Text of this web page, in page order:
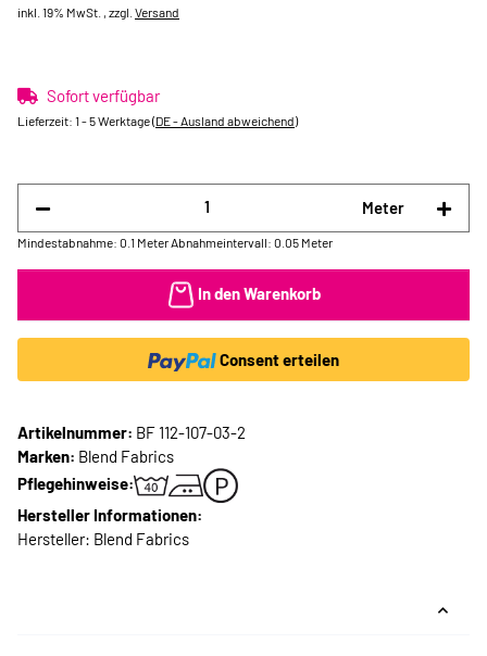
inkl. 19% MwSt. , zzgl. Versand
Sofort verfügbar
Lieferzeit: 1 - 5 Werktage(DE - Ausland abweichend)
Meter
Mindestabnahme: 0.1 Meter Abnahmeintervall: 0.05 Meter
In den Warenkorb
Consent erteilen
Artikelnummer: BF 112-107-03-2
Marken: Blend Fabrics
Pflegehinweise:
Hersteller Informationen:
Hersteller: Blend Fabrics